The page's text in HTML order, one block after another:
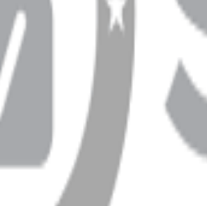
40 44
09:30 - 19:30, Cumartesi 10:00 - 18:00